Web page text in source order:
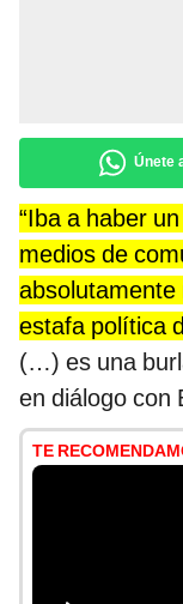
Únete
“Iba a haber
medios de
estafa política
(…) es una
en diálogo con
TE